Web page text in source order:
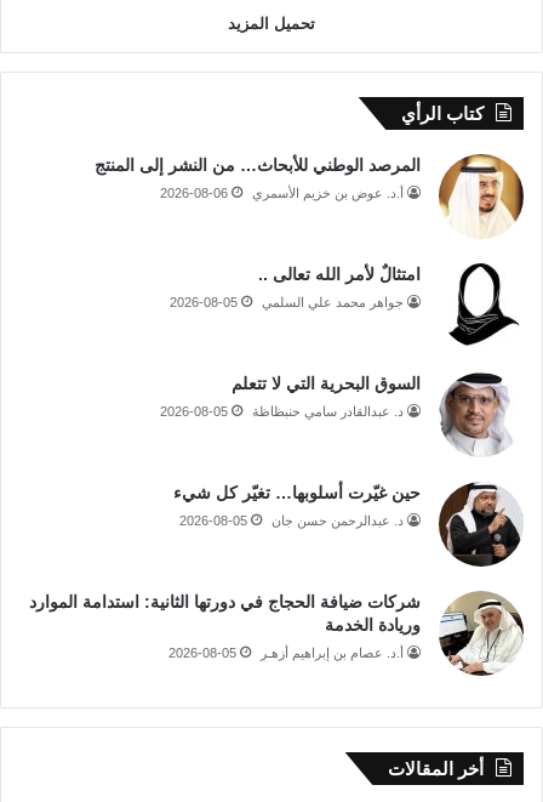
تحميل المزيد
كتاب الرأي
المرصد الوطني للأبحاث… من النشر إلى المنتج
أ.د. عوض بن خزيم الأسمري 2026-08-06
امتثالٌ لأمر الله تعالى ..
جواهر محمد علي السلمي 2026-08-05
السوق البحرية التي لا تتعلم
د. عبدالقادر سامي حنبظاظة 2026-08-05
حين غيّرت أسلوبها… تغيّر كل شيء
د. عبدالرحمن حسن جان 2026-08-05
شركات ضيافة الحجاج في دورتها الثانية: استدامة الموارد
وريادة الخدمة
أ.د. عصام بن إبراهيم أزهـر 2026-08-05
أخر المقالات